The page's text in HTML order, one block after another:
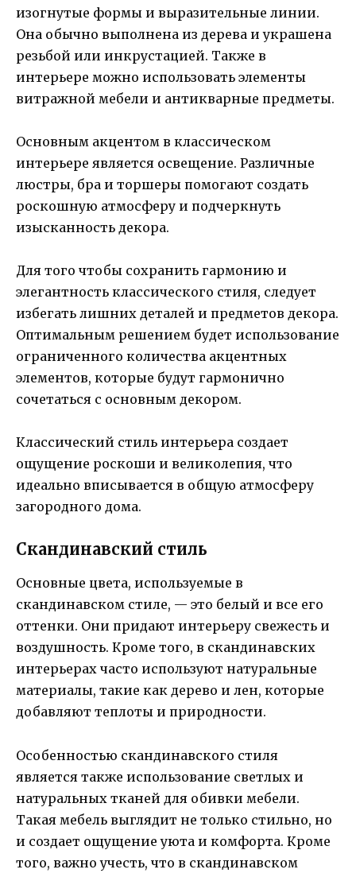
изогнутые формы и выразительные линии.
Она обычно выполнена из дерева и украшена
резьбой или инкрустацией. Также в
интерьере можно использовать элементы
витражной мебели и антикварные предметы.
Основным акцентом в классическом
интерьере является освещение. Различные
люстры, бра и торшеры помогают создать
роскошную атмосферу и подчеркнуть
изысканность декора.
Для того чтобы сохранить гармонию и
элегантность классического стиля, следует
избегать лишних деталей и предметов декора.
Оптимальным решением будет использование
ограниченного количества акцентных
элементов, которые будут гармонично
сочетаться с основным декором.
Классический стиль интерьера создает
ощущение роскоши и великолепия, что
идеально вписывается в общую атмосферу
загородного дома.
Скандинавский стиль
Основные цвета, используемые в
скандинавском стиле, — это белый и все его
оттенки. Они придают интерьеру свежесть и
воздушность. Кроме того, в скандинавских
интерьерах часто используют натуральные
материалы, такие как дерево и лен, которые
добавляют теплоты и природности.
Особенностью скандинавского стиля
является также использование светлых и
натуральных тканей для обивки мебели.
Такая мебель выглядит не только стильно, но
и создает ощущение уюта и комфорта. Кроме
того, важно учесть, что в скандинавском